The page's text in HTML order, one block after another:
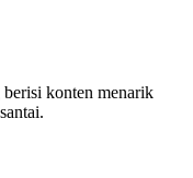
konten menarik